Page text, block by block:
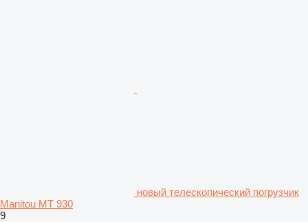
новый телескопический погрузчик
Manitou MT 930
9